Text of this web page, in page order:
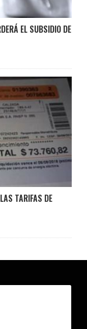
EL SUBSIDIO DE
TARIFAS DE